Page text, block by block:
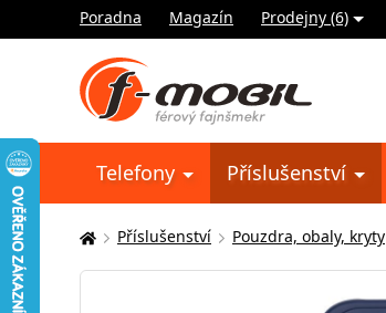
Poradna Magazín Prodejny (6)
Telefony Příslušenství
Zde
se
Příslušenství Pouzdra, obaly, kryty